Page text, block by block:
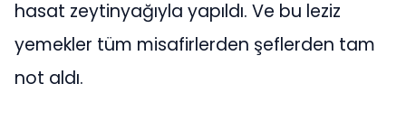
hasat zeytinyağıyla yapıldı. Ve bu leziz
yemekler tüm misafirlerden şeflerden tam
not aldı.